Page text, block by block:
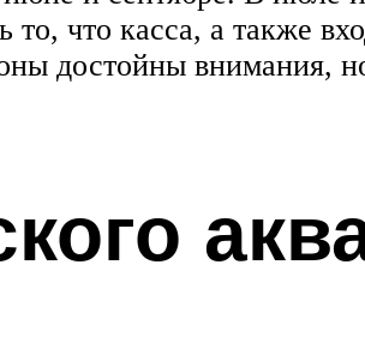
что касса, а также
достойны внимания,